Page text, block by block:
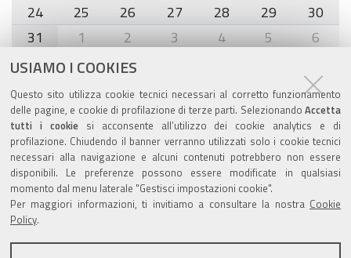
USIAMO I COOKIES
Questo sito utilizza cookie tecnici necessari al corretto funzionamento
delle pagine, e cookie di profilazione di terze parti. Selezionando Accetta
tutti i cookiesi acconsente all’utilizzo dei cookie analytics e di
profilazione. Chiudendo il banner verranno utilizzati solo i cookie tecnici
necessari alla navigazione e alcuni contenuti potrebbero non essere
disponibili. Le preferenze possono essere modificate in qualsiasi
momento dal menu laterale "Gestisci impostazioni cookie".
Per maggiori informazioni, ti invitiamo a consultare la nostra Cookie
Policy.
24
25 26 27 28 29
30
31
1 2 3 4 5 6
Agenda eventi
torna alla sezione
Valuta questo sito